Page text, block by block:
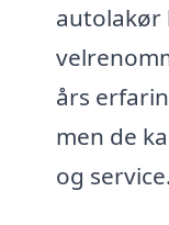
autolakør
års
men de
og service.